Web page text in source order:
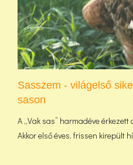
Sasszem - világelső
sason
A „Vak sas” harmadéve
Akkor első éves, frissen kirepült